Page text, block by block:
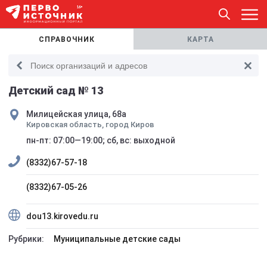
СПРАВОЧНИК КАРТА
Детский сад № 13
Милицейская улица, 68а
Кировская область, город Киров
пн-пт: 07:00—19:00; сб, вс: выходной
(8332)67-57-18
(8332)67-05-26
dou13.kirovedu.ru
Рубрики: Муниципальные детские сады